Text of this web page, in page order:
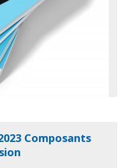
Composants